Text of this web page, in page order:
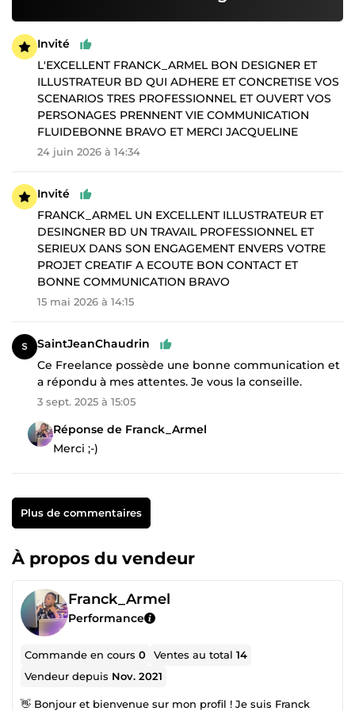
Invité
L'EXCELLENT FRANCK_ARMEL BON DESIGNER ET
ILLUSTRATEUR BD QUI ADHERE ET CONCRETISE VOS
SCENARIOS TRES PROFESSIONNEL ET OUVERT VOS
PERSONAGES PRENNENT VIE COMMUNICATION
FLUIDEBONNE BRAVO ET MERCI JACQUELINE
24 juin 2026 à 14:34
Invité
FRANCK_ARMEL UN EXCELLENT ILLUSTRATEUR ET
DESINGNER BD UN TRAVAIL PROFESSIONNEL ET
SERIEUX DANS SON ENGAGEMENT ENVERS VOTRE
PROJET CREATIF A ECOUTE BON CONTACT ET
BONNE COMMUNICATION BRAVO
15 mai 2026 à 14:15
SaintJeanChaudrin
Ce Freelance possède une bonne communication et
a répondu à mes attentes. Je vous la conseille.
3 sept. 2025 à 15:05
Réponse de Franck_Armel
Merci ;-)
Plus de commentaires
À propos du vendeur
Franck_Armel
Performance
Commande en cours0 Ventes au total14
Vendeur depuis Nov. 2021
👋 Bonjour et bienvenue sur mon profil ! Je suis Franck